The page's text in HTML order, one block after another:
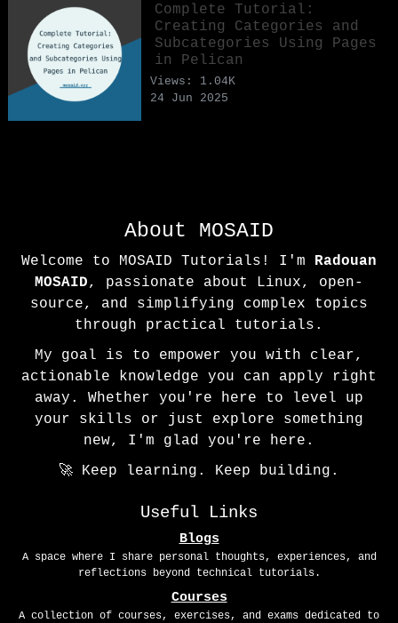
Complete Tutorial:
Creating Categories and
Subcategories Using Pages
in Pelican
Views: 1.04K
24 Jun 2025
About MOSAID
Welcome to MOSAID Tutorials! I'm Radouan
MOSAID, passionate about Linux, open-
source, and simplifying complex topics
through practical tutorials.
My goal is to empower you with clear,
actionable knowledge you can apply right
away. Whether you're here to level up
your skills or just explore something
new, I'm glad you're here.
🚀 Keep learning. Keep building.
Useful Links
Blogs
A space where I share personal thoughts, experiences, and
reflections beyond technical tutorials.
Courses
A collection of courses, exercises, and exams dedicated to